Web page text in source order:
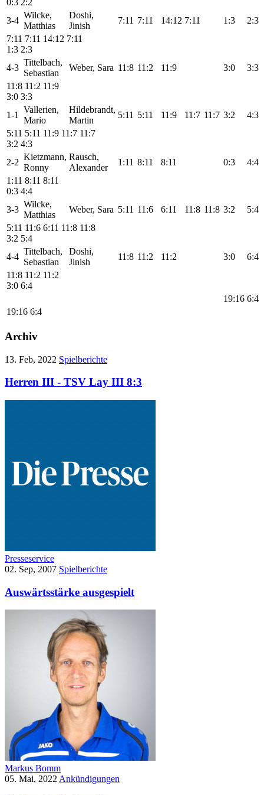
0:3 2:2
3-4
Wilcke,
Matthias
Doshi,
Jinish
7:11 7:11 14:12 7:11 1:3
2:3
7:11 7:11 14:12 7:11
1:3 2:3
4-3
Tittelbach,
Sebastian
Weber, Sara 11:8 11:2 11:9 3:0
3:3
11:8 11:2 11:9
3:0 3:3
1-1
Vallerien,
Mario
Hildebrandt,
Martin
5:11 5:11 11:9 11:7 11:7 3:2
4:3
5:11 5:11 11:9 11:7 11:7
3:2 4:3
2-2
Kietzmann,
Ronny
Rausch,
Alexander
1:11 8:11 8:11 0:3
4:4
1:11 8:11 8:11
0:3 4:4
3-3
Wilcke,
Matthias
Weber, Sara 5:11 11:6 6:11 11:8 11:8 3:2
5:4
5:11 11:6 6:11 11:8 11:8
3:2 5:4
4-4
Tittelbach,
Sebastian
Doshi,
Jinish
11:8 11:2 11:2 3:0
6:4
11:8 11:2 11:2
3:0 6:4
19:16 6:4
19:16 6:4
Archiv
13. Feb, 2022 Spielberichte
Herren III - TSV Lay III 8:3
Presseservice
02. Sep, 2007 Spielberichte
Auswärtsstärke ausgespielt
Markus Bomm
05. Mai, 2022Ankündigungen